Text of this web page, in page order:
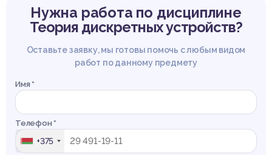
Нужна работа по дисциплине
Теория дискретных устройств?
Оставьте заявку, мы готовы помочь с любым видом
работ по данному предмету
Имя *
Телефон *
+375